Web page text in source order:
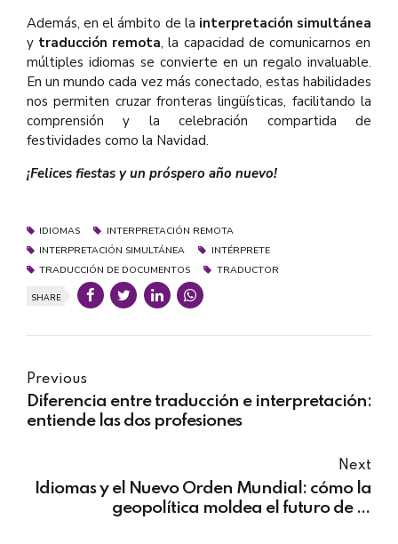
Además, en el ámbito de la interpretación simultánea
y traducción remota, la capacidad de comunicarnos en
múltiples idiomas se convierte en un regalo invaluable.
En un mundo cada vez más conectado, estas habilidades
nos permiten cruzar fronteras lingüísticas, facilitando la
comprensión y la celebración compartida de
festividades como la Navidad.
¡Felices fiestas y un próspero año nuevo!
IDIOMAS
INTERPRETACIÓN REMOTA
INTERPRETACIÓN SIMULTÁNEA
INTÉRPRETE
TRADUCCIÓN DE DOCUMENTOS
TRADUCTOR
SHARE
Previous
Diferencia entre traducción e interpretación:
entiende las dos profesiones
Next
Idiomas y el Nuevo Orden Mundial: cómo la
geopolítica moldea el futuro de la